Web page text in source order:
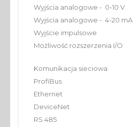
Wyjścia analogowe - 0-10 V
Wyjścia analogowe - 4-20 mA
Wyjście impulsowe
Możliwość rozszerzenia I/O
Komunikacja sieciowa
ProfiBus
Ethernet
DeviceNet
RS 485